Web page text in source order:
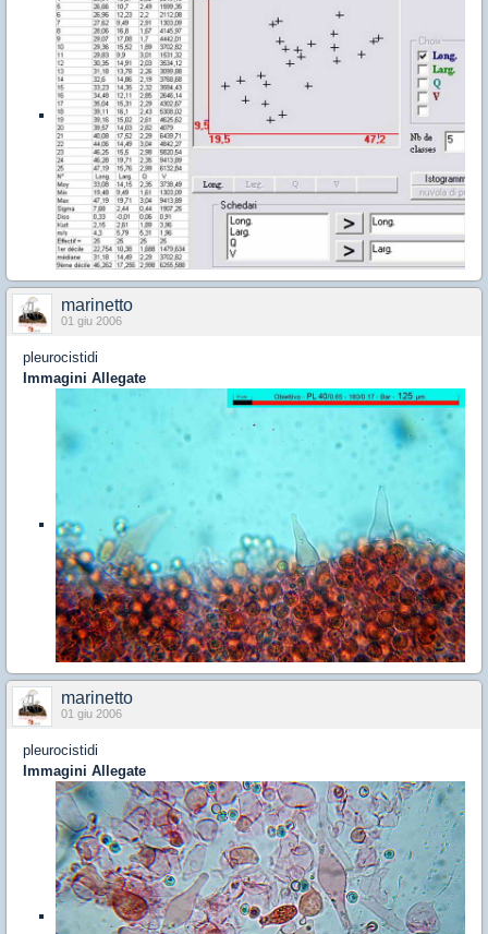
marinetto
01 giu 2006
pleurocistidi
Immagini Allegate
marinetto
01 giu 2006
pleurocistidi
Immagini Allegate